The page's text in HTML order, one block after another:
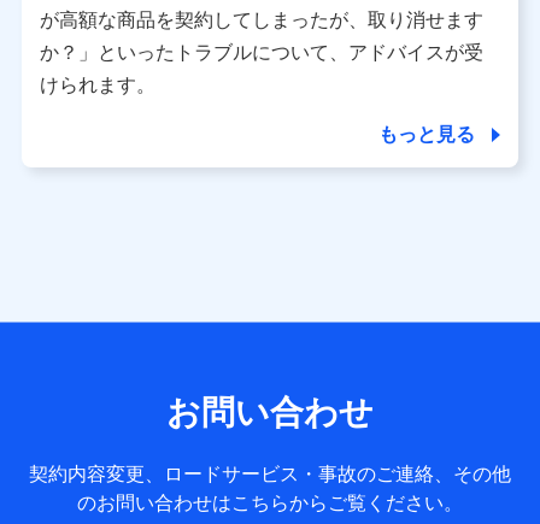
理」の設定状態にかかわらず、共同利用する場合がありま
※ dポイントクラブ会員ではないお客さま（2019年12月11
日以降、一度もdポイントクラブ会員であったことがないお
個人データは、こちら の利用目的の範囲内に限って共同利
用します。
サービス提供等を通じて取得した、以下の情報などの個人デ
基本情報
氏名、電話番号、メールアドレス、お客さまの識別子、
属性、連絡先、dポイントサービスのご利用に関する情
が高額な商品を契約してしまったが、取り消せます
か？」といったトラブルについて、アドバイスが受
けられます。
もっと見る
お問い合わせ
契約内容変更、ロードサービス・事故のご連絡、その他
のお問い合わせはこちらからご覧ください。